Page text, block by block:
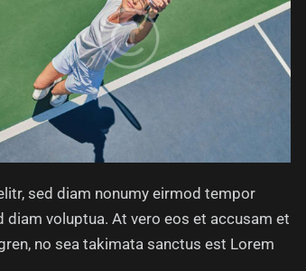
sed diam nonumy eirmod tempor
voluptua. At vero eos et accusam et
no sea takimata sanctus est Lorem